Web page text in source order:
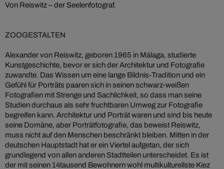
Von Reiswitz – der Seelenfotograf.
ZOOGESTALTEN
Alexander von Reiswitz, geboren 1965 in Málaga, studierte
Kunstgeschichte, bevor er sich der Architektur und Fotografie
zuwandte. Das Wissen um eine lange Bildnis-Tradition und ein
Gefühl für Porträts paaren sich in seinen schwarz-weißen
Fotografien mit Strenge und Sachlichkeit, so dass man seine
Studien durchaus als sehr fruchtbaren Umweg zur Fotografie
begreifen kann. Architektur und Porträt waren und sind bis heute
seine Domäne, aber Porträtfotografie, das beweist Reiswitz,
muss nicht auf den Menschen beschränkt bleiben. Mitten in der
deutschen Hauptstadt hat er ein Viertel aufgetan, der sich
grundlegend von allen anderen Stadtteilen unterscheidet. Es ist
der mit seinen 14tausend Bewohnern wohl multikulturellste Kiez